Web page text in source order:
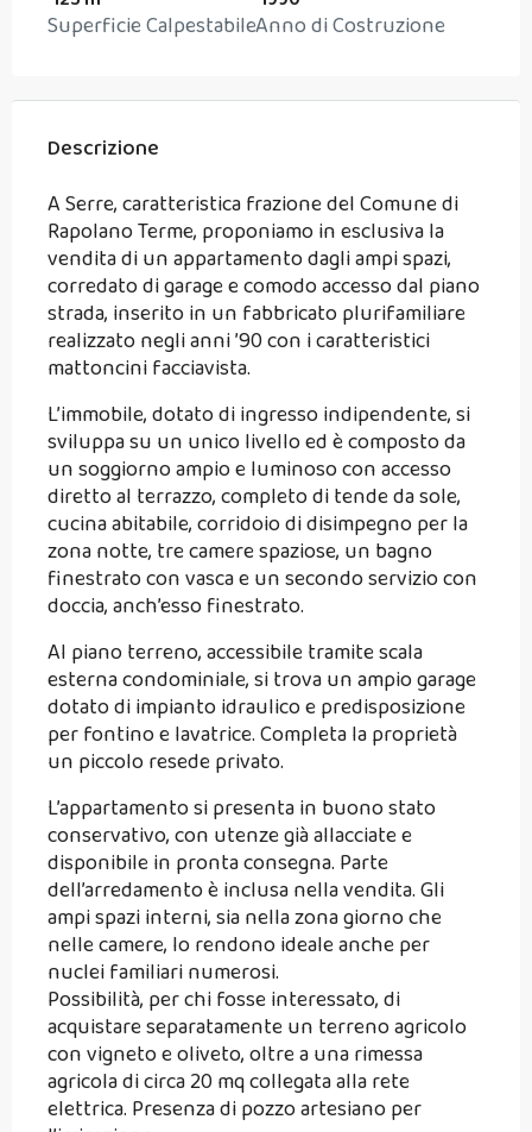
Superficie CalpestabileAnno di Costruzione
Descrizione
A Serre, caratteristica frazione del Comune di
Rapolano Terme, proponiamo in esclusiva la
vendita di un appartamento dagli ampi spazi,
corredato di garage e comodo accesso dal piano
strada, inserito in un fabbricato plurifamiliare
realizzato negli anni ’90 con i caratteristici
mattoncini facciavista.
L’immobile, dotato di ingresso indipendente, si
sviluppa su un unico livello ed è composto da
un soggiorno ampio e luminoso con accesso
diretto al terrazzo, completo di tende da sole,
cucina abitabile, corridoio di disimpegno per la
zona notte, tre camere spaziose, un bagno
finestrato con vasca e un secondo servizio con
doccia, anch’esso finestrato.
Al piano terreno, accessibile tramite scala
esterna condominiale, si trova un ampio garage
dotato di impianto idraulico e predisposizione
per fontino e lavatrice. Completa la proprietà
un piccolo resede privato.
L’appartamento si presenta in buono stato
conservativo, con utenze già allacciate e
disponibile in pronta consegna. Parte
dell’arredamento è inclusa nella vendita. Gli
ampi spazi interni, sia nella zona giorno che
nelle camere, lo rendono ideale anche per
nuclei familiari numerosi.
Possibilità, per chi fosse interessato, di
acquistare separatamente un terreno agricolo
con vigneto e oliveto, oltre a una rimessa
agricola di circa 20 mq collegata alla rete
elettrica. Presenza di pozzo artesiano per